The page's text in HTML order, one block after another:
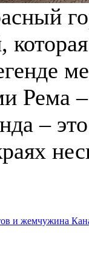
Рема
–
и жемчужина